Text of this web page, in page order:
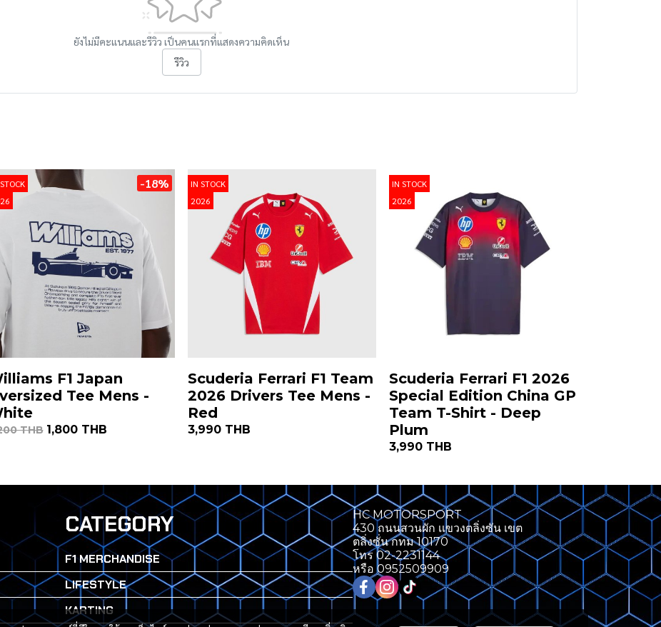
ยังไม่มีคะแนนและรีวิว เป็นคนแรกที่แสดงความคิดเห็น
รีวิว
-18%
F1 Japan
Tee Mens -
THB 1,800 THB
IN STOCK
2026
Scuderia Ferrari F1 Team
2026 Drivers Tee Mens -
Red
3,990 THB
IN STOCK
2026
Scuderia Ferrari F1 2026
Special Edition China GP
Team T-Shirt - Deep
Plum
3,990 THB
CATEGORY
F1 MERCHANDISE
LIFESTYLE
KARTING
HC MOTORSPORT
430 ถนนสวนผัก เเขวงตลิ่งซัน เขต
ตลิ่งซั่น กทม 10170
โทร 02-2231144
หรือ 0952509909